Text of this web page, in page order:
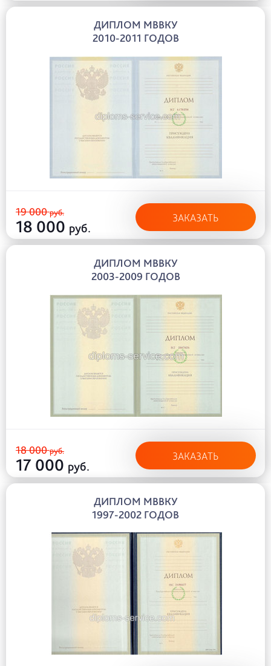
ДИПЛОМ МВВКУ
2010-2011 ГОДОВ
19 000руб.
18 000 руб.
ЗАКАЗАТЬ
ДИПЛОМ МВВКУ
2003-2009 ГОДОВ
18 000руб.
17 000 руб.
ЗАКАЗАТЬ
ДИПЛОМ МВВКУ
1997-2002 ГОДОВ